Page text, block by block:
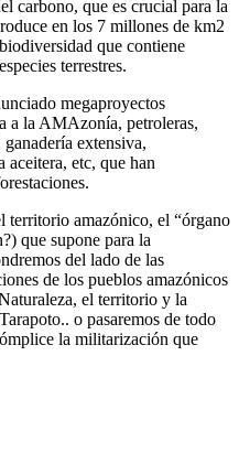
carbono, que es crucial para la
en los 7 millones de km2
que contiene
terrestres.
megaproyectos
a la AMAzonía, petroleras,
extensiva,
aceitera, etc, que han
territorio amazónico, el “órgano
que supone para la
del lado de las
de los pueblos amazónicos
el territorio y la
o pasaremos de todo
la militarización que